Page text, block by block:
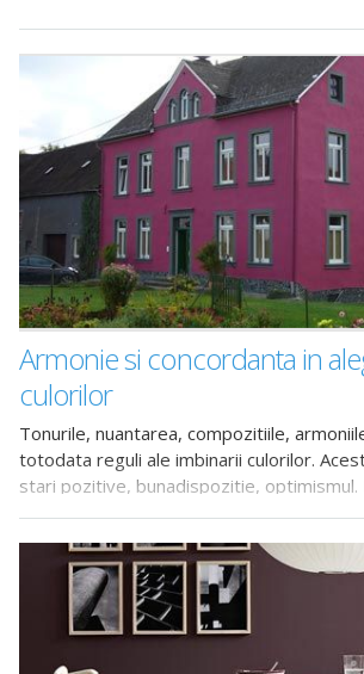
Armonie si concordanta in
culorilor
Tonurile, nuantarea, compozitiile,
totodata reguli ale imbinarii culorilor.
stari pozitive, bunadispozitie,
culoarea